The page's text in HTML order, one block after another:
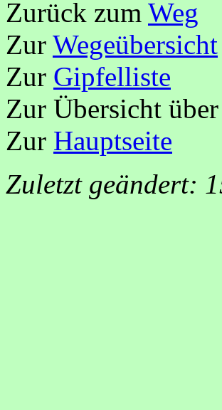
Zurück zum Weg
Zur Wegeübersicht
Zur Gipfelliste
Zur Übersicht
Zur Hauptseite
Zuletzt geändert: